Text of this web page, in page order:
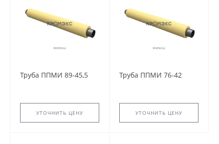
Труба ППМИ 89-45,5
УТОЧНИТЬ ЦЕНУ
Труба ППМИ 76-42
УТОЧНИТЬ ЦЕНУ